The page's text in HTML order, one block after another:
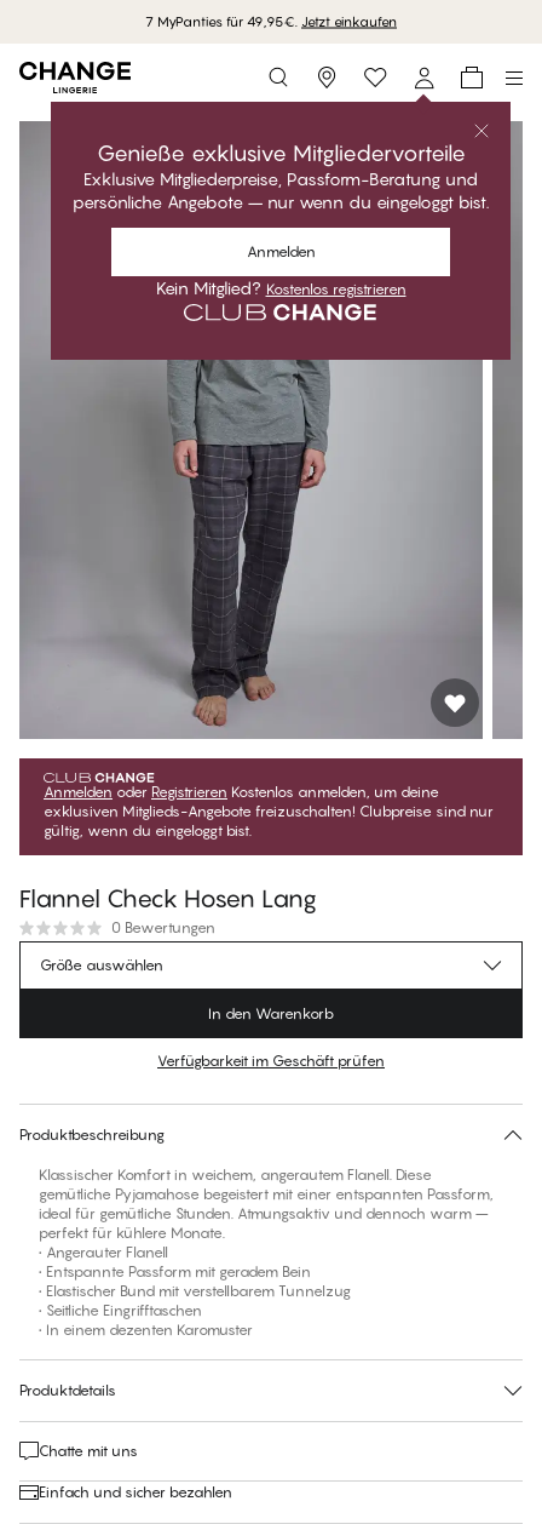
7 MyPanties für 49,95€. Jetzt einkaufen
Storefinder
Genieße exklusive Mitgliedervorteile
Exklusive Mitgliederpreise, Passform-Beratung und
persönliche Angebote – nur wenn du eingeloggt bist.
Anmelden
Kein Mitglied? Kostenlos registrieren
Anmelden oder Registrieren Kostenlos anmelden, um deine
exklusiven Mitglieds-Angebote freizuschalten! Clubpreise sind nur
gültig, wenn du eingeloggt bist.
Flannel Check Hosen Lang
0 Bewertungen
€69.95Regulärer Preis
Für diesen Artikel gibt es keine empfohlene Größe
Größe auswählen
In den Warenkorb
Verfügbarkeit im Geschäft prüfen
Produktbeschreibung
Klassischer Komfort in weichem, angerautem Flanell. Diese
gemütliche Pyjamahose begeistert mit einer entspannten Passform,
ideal für gemütliche Stunden. Atmungsaktiv und dennoch warm –
perfekt für kühlere Monate.
• Angerauter Flanell
• Entspannte Passform mit geradem Bein
• Elastischer Bund mit verstellbarem Tunnelzug
• Seitliche Eingrifftaschen
• In einem dezenten Karomuster
Produktdetails
Chatte mit uns
Einfach und sicher bezahlen